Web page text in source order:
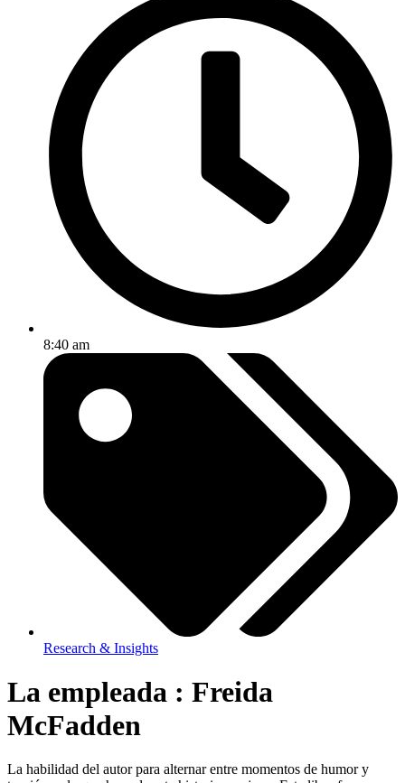
8:40 am
Research & Insights
La empleada : Freida
McFadden
La habilidad del autor para alternar entre momentos de humor y